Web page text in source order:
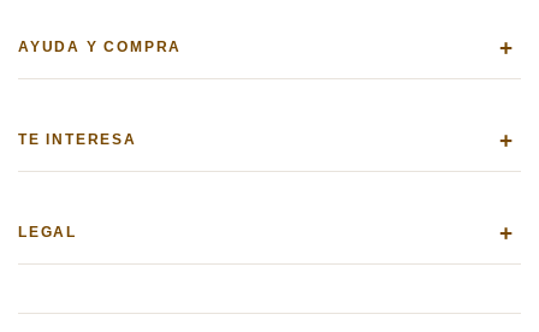
AYUDA Y COMPRA +
TE INTERESA +
LEGAL +